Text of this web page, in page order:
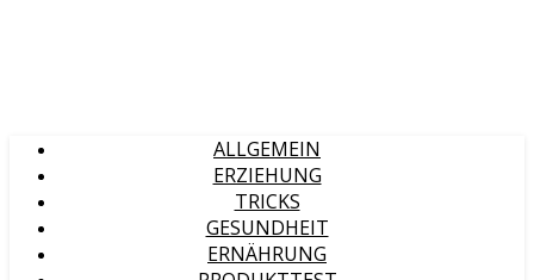
ALLGEMEIN
ERZIEHUNG
TRICKS
GESUNDHEIT
ERNÄHRUNG